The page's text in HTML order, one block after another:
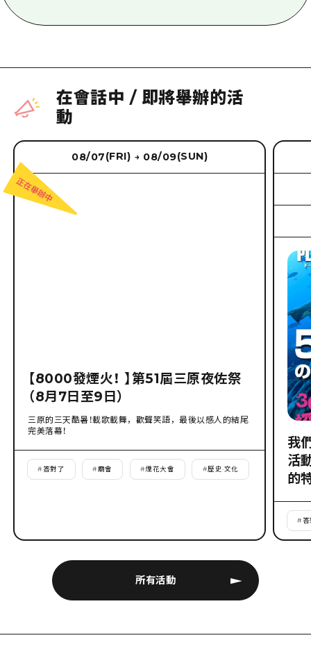
在會話中 / 即將舉辦的活
動
所有活動
08/07(FRI) → 08/09(SUN)
【8000發煙火！ 】第51屆三原夜佐祭
（8月7日至9日）
三原的三天酷暑！載歌載舞，歡聲笑語，最後以感人的結尾
完美落幕！
# 答對了 #廟會 #煙花大會 #歷史·文化
我
活
的
#